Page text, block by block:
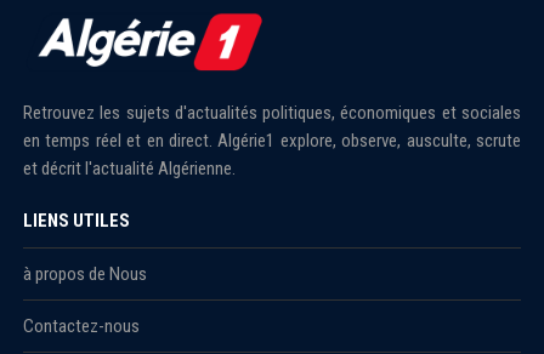
Retrouvez les sujets d'actualités politiques, économiques et sociales
en temps réel et en direct. Algérie1 explore, observe, ausculte, scrute
et décrit l'actualité Algérienne.
LIENS UTILES
à propos de Nous
Contactez-nous